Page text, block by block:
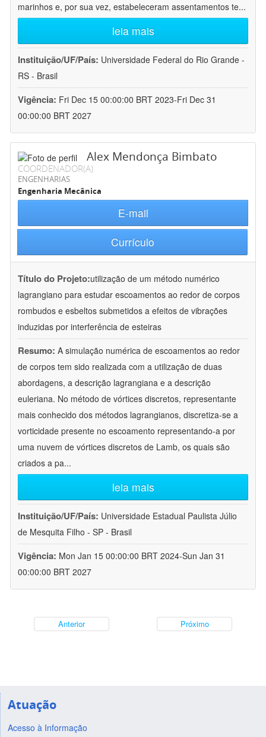
marinhos e, por sua vez, estabeleceram assentamentos te...
leia mais
Instituição/UF/País: Universidade Federal do Rio Grande -
RS - Brasil
Vigência: Fri Dec 15 00:00:00 BRT 2023-Fri Dec 31
00:00:00 BRT 2027
Alex Mendonça Bimbato
COORDENADOR(A)
ENGENHARIAS
Engenharia Mecânica
E-mail
Currículo
Título do Projeto:utilização de um método numérico
lagrangiano para estudar escoamentos ao redor de corpos
rombudos e esbeltos submetidos a efeitos de vibrações
induzidas por interferência de esteiras
Resumo: A simulação numérica de escoamentos ao redor
de corpos tem sido realizada com a utilização de duas
abordagens, a descrição lagrangiana e a descrição
euleriana. No método de vórtices discretos, representante
mais conhecido dos métodos lagrangianos, discretiza-se a
vorticidade presente no escoamento representando-a por
uma nuvem de vórtices discretos de Lamb, os quais são
criados a pa...
leia mais
Instituição/UF/País: Universidade Estadual Paulista Júlio
de Mesquita Filho - SP - Brasil
Vigência: Mon Jan 15 00:00:00 BRT 2024-Sun Jan 31
00:00:00 BRT 2027
Anterior Próximo
Atuação
Acesso à Informação